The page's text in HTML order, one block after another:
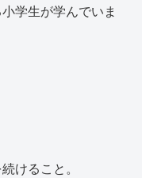
学生が学んでいま
けること。